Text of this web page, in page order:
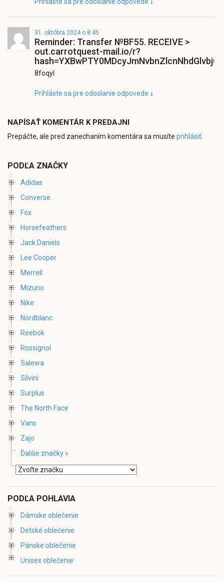
31. októbra 2024 o 8:45
Reminder: Transfer №BF55. RECEIVE >
out.carrotquest-mail.io/r?
8foqyl
Prihláste sa pre odoslanie odpovede ↓
NAPÍSAŤ KOMENTÁR K PREDAJNI
Prepáčte, ale pred zanechaním komentára sa musíte prihlásiť
PODĽA ZNAČKY
Adidas
Converse
Fox
Horsefeathers
Jack Daniels
Lee Cooper
Merrell
Mizuno
Nike
Nordblanc
Reebok
Rossignol
Salewa
Silvini
Surplus
The North Face
Vans
Zajo
Ďalšie značky »
PODĽA POHLAVIA
Dámske oblečenie
Detské oblečenie
Pánske oblečenie
Unisex oblečenie